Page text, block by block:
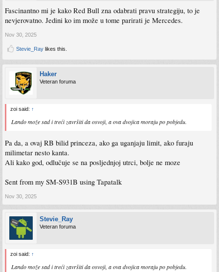
Fascinantno mi je kako Red Bull zna odabrati pravu strategiju, to je
nevjerovatno. Jedini ko im može u tome parirati je Mercedes.
Nov 30, 2025
Stevie_Ray likes this.
Haker
Veteran foruma
zoi said: ↑
Lando može sad i treći završiti da osvoji, a ova dvojica moraju po pobjedu.
Pa da, a ovaj RB bilid princeza, ako ga uganjaju limit, ako furaju
milimetar nesto kanta.
Ali kako god, odlučuje se na posljednjoj utrci, bolje ne moze
Sent from my SM-S931B using Tapatalk
Nov 30, 2025
Stevie_Ray
Veteran foruma
zoi said: ↑
Lando može sad i treći završiti da osvoji, a ova dvojica moraju po pobjedu.